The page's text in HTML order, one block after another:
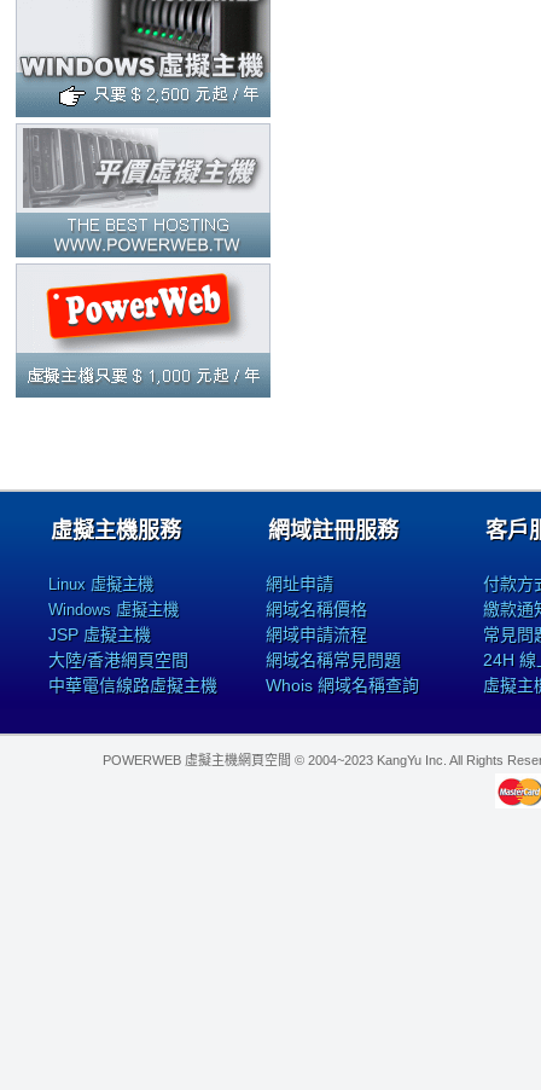
虛擬主機服務
Linux 虛擬主機
Windows 虛擬主機
JSP 虛擬主機
大陸/香港網頁空間
中華電信線路虛擬主機
網域註冊服務
網址申請
網域名稱價格
網域申請流程
網域名稱常見問題
Whois 網域名稱查詢
客戶
付款方
繳款通
常見問
24H 線
虛擬主
POWERWEB 虛擬主機網頁空間 © 2004~2023 KangYu Inc. All Rights